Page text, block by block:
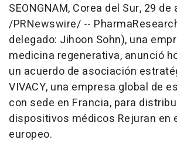
SEONGNAM, Corea del Sur, 29 de
/PRNewswire/ --
delegado: Jihoon Sohn), una
medicina regenerativa, anunció
un acuerdo de asociación
VIVACY, una empresa global de
con sede en Francia, para
dispositivos médicos Rejuran en
europeo.